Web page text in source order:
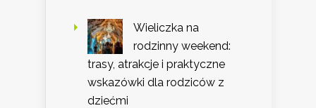
Wieliczka na
rodzinny weekend:
trasy, atrakcje i praktyczne
wskazówki dla rodziców z
dziećmi